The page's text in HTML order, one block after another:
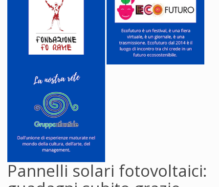
Pannelli solari fotovoltaici: